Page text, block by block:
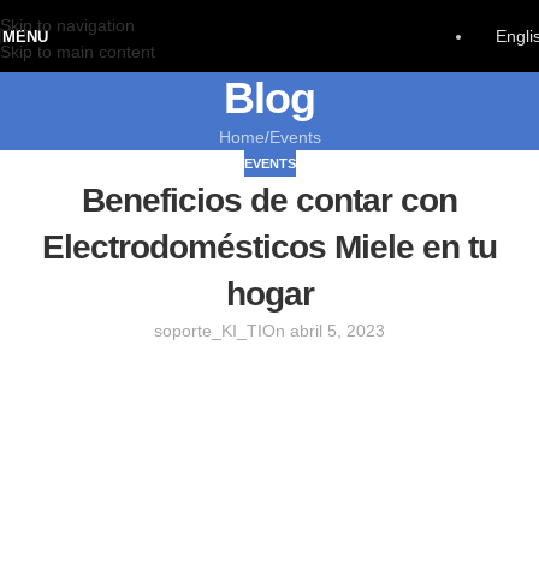
Skip to navigation
Skip to main content
MENU
Blog
Home Events
EVENTS
Beneficios de contar con
Electrodomésticos Miele en tu
hogar
soporte_KI_TIOn abril 5, 2023